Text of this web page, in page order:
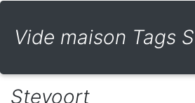
Vide maison Tags
Stevoort